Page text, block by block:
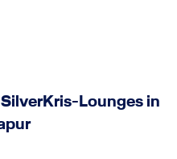
Lounges in